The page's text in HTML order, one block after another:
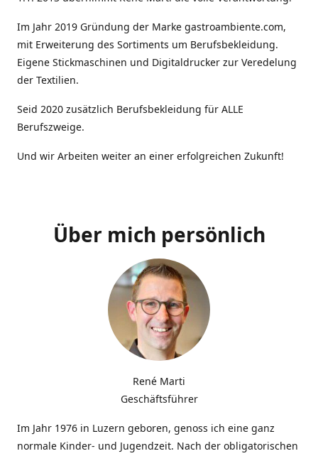
Im Jahr 2019 Gründung der Marke gastroambiente.com,
mit Erweiterung des Sortiments um Berufsbekleidung.
Eigene Stickmaschinen und Digitaldrucker zur Veredelung
der Textilien.
Seid 2020 zusätzlich Berufsbekleidung für ALLE
Berufszweige.
Und wir Arbeiten weiter an einer erfolgreichen Zukunft!
Über mich persönlich
René Marti
Geschäftsführer
Im Jahr 1976 in Luzern geboren, genoss ich eine ganz
normale Kinder- und Jugendzeit. Nach der obligatorischen